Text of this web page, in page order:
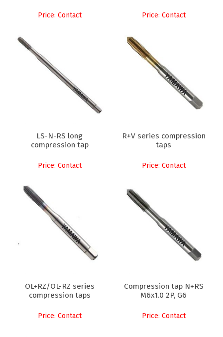
Price: Contact Price: Contact
LS-N-RS long
compression tap
Price: Contact
R+V series compression
taps
Price: Contact
OL+RZ/OL-RZ series
compression taps
Price: Contact
Compression tap N+RS
M6x1.0 2P, G6
Price: Contact